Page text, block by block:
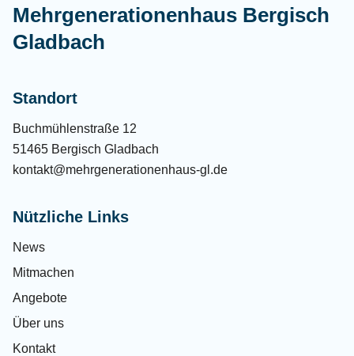
Mehrgenerationenhaus Bergisch
Gladbach
Standort
Buchmühlenstraße 12
51465 Bergisch Gladbach
kontakt@mehrgenerationenhaus-gl.de
Nützliche Links
News
Mitmachen
Angebote
Über uns
Kontakt